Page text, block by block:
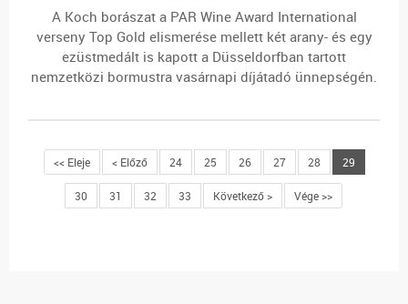
A Koch borászat a PAR Wine Award International
verseny Top Gold elismerése mellett két arany- és egy
ezüstmedált is kapott a Düsseldorfban tartott
nemzetközi bormustra vasárnapi díjátadó ünnepségén.
<< Eleje < Előző 24 25 26 27 28 29
30 31 32 33 Következő > Vége >>